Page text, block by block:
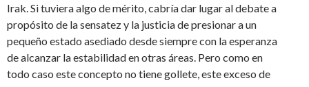
Irak. Si tuviera algo de mérito, cabría dar lugar al debate a
propósito de la sensatez y la justicia de presionar a un
pequeño estado asediado desde siempre con la esperanza
de alcanzar la estabilidad en otras áreas. Pero como en
todo caso este concepto no tiene gollete, este exceso de